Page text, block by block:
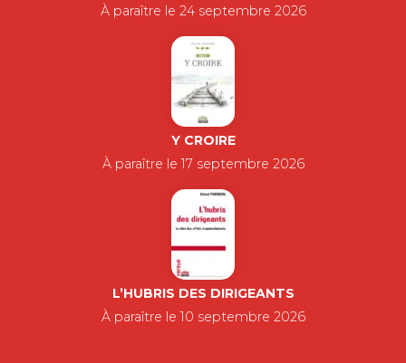
À paraître le 24 septembre 2026
Y CROIRE
À paraître le 17 septembre 2026
L’HUBRIS DES DIRIGEANTS
À paraître le 10 septembre 2026